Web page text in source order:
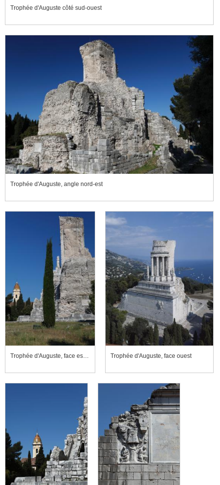
Trophée d'Auguste côté sud-ouest
Trophée d'Auguste, angle nord-est
Trophée d'Auguste, face est; à l'arrière-plan, église Saint-Michel Trophée d'Auguste, face ouest